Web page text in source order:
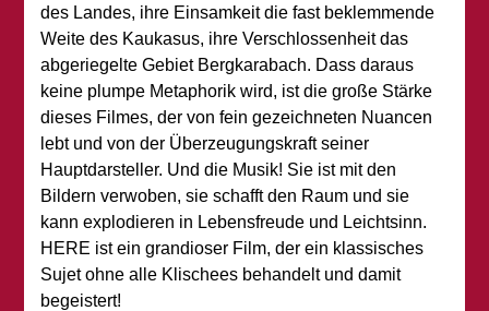
des Landes, ihre Einsamkeit die fast beklemmende
Weite des Kaukasus, ihre Verschlossenheit das
abgeriegelte Gebiet Bergkarabach. Dass daraus
keine plumpe Metaphorik wird, ist die große Stärke
dieses Filmes, der von fein gezeichneten Nuancen
lebt und von der Überzeugungskraft seiner
Hauptdarsteller. Und die Musik! Sie ist mit den
Bildern verwoben, sie schafft den Raum und sie
kann explodieren in Lebensfreude und Leichtsinn.
HERE ist ein grandioser Film, der ein klassisches
Sujet ohne alle Klischees behandelt und damit
begeistert!